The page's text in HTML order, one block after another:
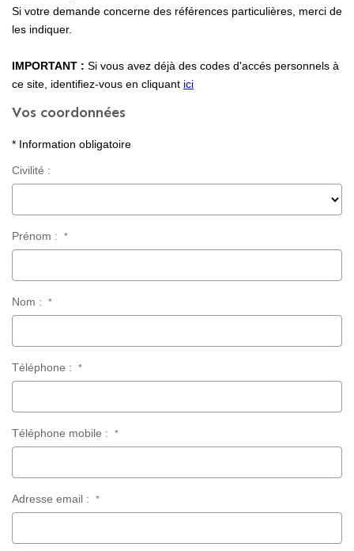
Dossier De Candidature
ESTIMER
Newsletters
Si votre demande concerne des références particulières, merci de
les indiquer.
IMPORTANT : Si vous avez déjà des codes d'accés personnels à
ce site, identifiez-vous en cliquant ici
Vos coordonnées
* Information obligatoire
Civilité :
Prénom : *
Nom : *
Téléphone : *
Téléphone mobile : *
Adresse email : *